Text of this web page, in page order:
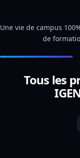
Une vie de campus
de
Tous les